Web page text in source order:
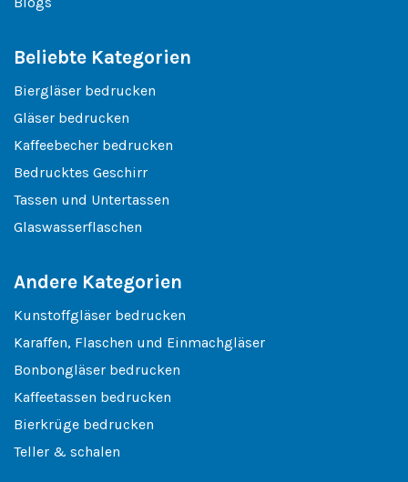
Beliebte Kategorien
Biergläser bedrucken
Gläser bedrucken
Kaffeebecher bedrucken
Bedrucktes Geschirr
Tassen und Untertassen
Glaswasserflaschen
Andere Kategorien
Kunstoffgläser bedrucken
Karaffen, Flaschen und Einmachgläser
Bonbongläser bedrucken
Kaffeetassen bedrucken
Bierkrüge bedrucken
Teller & schalen